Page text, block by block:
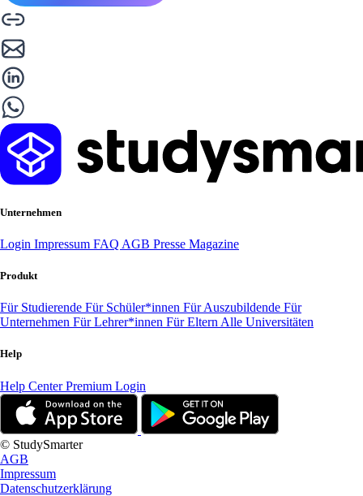
Unternehmen
Login Impressum FAQ AGB Presse Magazine
Produkt
Für Studierende Für Schüler*innen Für Auszubildende Für
Unternehmen Für Lehrer*innen Für Eltern Alle Universitäten
Help
Help CenterPremium Login
© StudySmarter
AGB
Impressum
Datenschutzerklärung